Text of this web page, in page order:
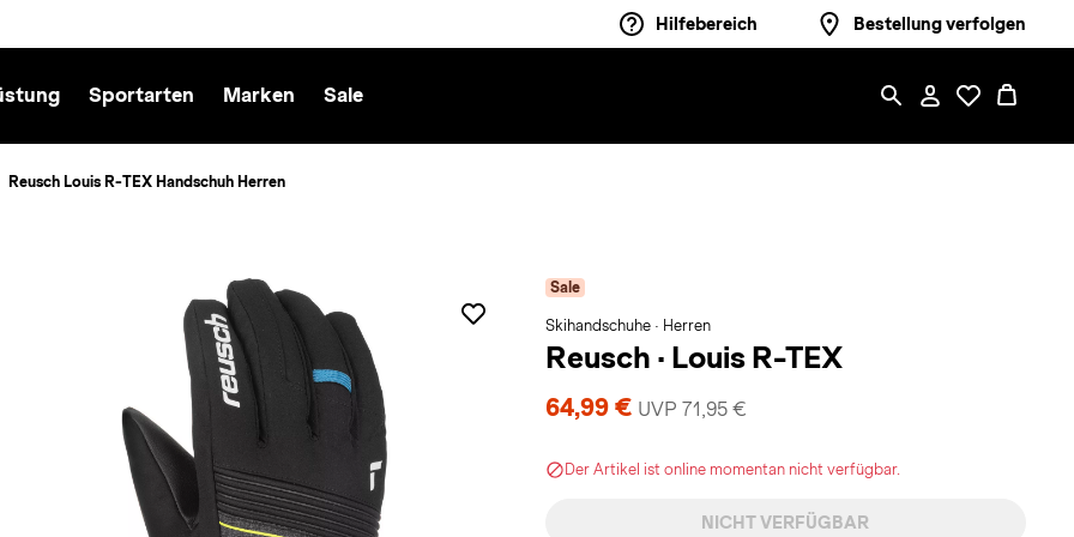
Hilfebereich Bestellung verfolgen
Sportarten Marken Sale
Reusch Louis R-TEX Handschuh Herren
Sale
Skihandschuhe · Herren
Reusch · Louis R-TEX
64,99 € UVP 71,95 €
Der Artikel ist online momentan nicht verfügbar.
NICHT VERFÜGBAR